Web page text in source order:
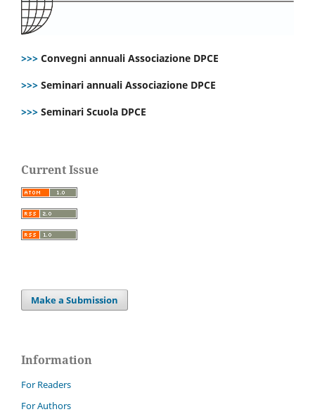
>>> Convegni annuali Associazione DPCE
>>> Seminari annuali Associazione DPCE
>>> Seminari Scuola DPCE
Current Issue
Make a Submission
Information
For Readers
For Authors